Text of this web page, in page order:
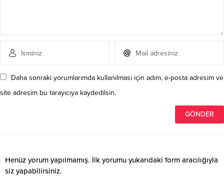
Daha sonraki yorumlarımda kullanılması için adım, e-posta adresim ve
site adresim bu tarayıcıya kaydedilsin.
Henüz yorum yapılmamış. İlk yorumu yukarıdaki form aracılığıyla
siz yapabilirsiniz.